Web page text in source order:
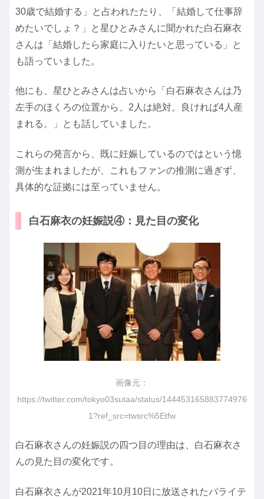
30歳で結婚する」と占われたたり、「結婚して仕事辞
めたいでしょ？」と星ひとみさんに聞かれた白石麻衣
さんは「結婚したら家庭に入りたいと思っている」と
も語っていました。
他にも、星ひとみさんは占いから「白石麻衣さんは乃
左手のほくろの位置から、2人は絶対。良ければ4人産
まれる。」とも話していました。
これらの発言から、既に妊娠しているのではという憶
測が生まれましたが、これもファンの推測に過ぎず、
具体的な証拠には至っていません。
白石麻衣の妊娠説④：見た目の変化
画像元：
https://twitter.com/tokyo03sutaa/status/144453165883774976
1?ref_src=twsrc%5Etfw
白石麻衣さんの妊娠説の四つ目の理由は、白石麻衣さ
んの見た目の変化です。
白石麻衣さんが2021年10月10日に放送されたバライテ